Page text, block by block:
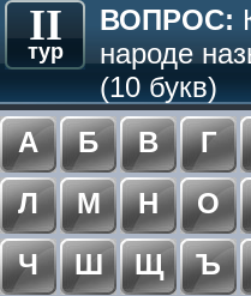
II
тур
ВОПРОС:
народе
(10 букв)
А
Б В Г
Л
М Н О
Ч
Ш Щ Ъ